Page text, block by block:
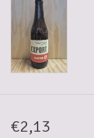
Sweets
5-6l vaten
€2,13